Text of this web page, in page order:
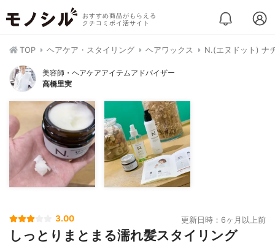
おすすめ商品がもらえる
クチコミポイ活サイト
TOP ヘアケア・スタイリング ヘアワックス N.(エヌドット) ナ
美容師・ヘアケアアイテムアドバイザー
高橋里実
3.00 更新日時：6ヶ月以上前
しっとりまとまる濡れ髪スタイリング